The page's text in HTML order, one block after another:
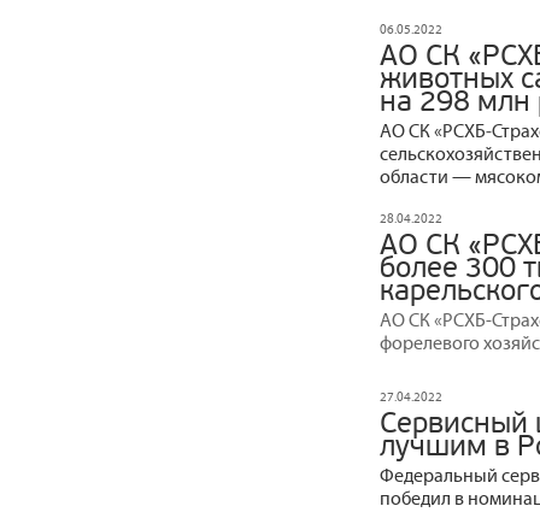
06.05.2022
АО СК
животных
на 298 млн
АО СК
области —
28.04.2022
АО СК
более 300
АО СК «РСХБ-
форелевого
27.04.2022
Сервисный
лучшим в
Федеральный
победил в